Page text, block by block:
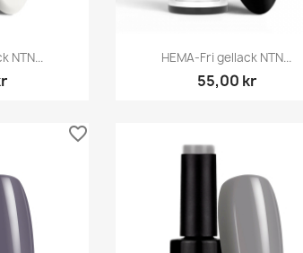
NTN... Snabbvy
HEMA-Fri gellack NTN...
55,00 kr
favorite_border